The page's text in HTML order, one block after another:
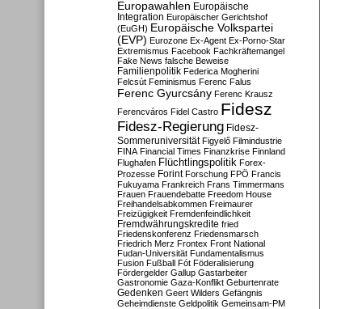
Europawahlen Europäische
Integration Europäischer Gerichtshof
(EuGH) Europäische Volkspartei
(EVP) Eurozone Ex-Agent Ex-Porno-Star
Extremismus Facebook Fachkräftemangel
Fake News falsche Beweise
Familienpolitik Federica Mogherini
Felcsút Feminismus Ferenc Falus
Ferenc Gyurcsány Ferenc Krausz
Ferencváros Fidel Castro Fidesz
Fidesz-Regierung Fidesz-
Sommeruniversität Figyelő Filmindustrie
FINA Financial Times Finanzkrise Finnland
Flughafen Flüchtlingspolitik Forex-
Prozesse Forint Forschung FPÖ Francis
Fukuyama Frankreich Frans Timmermans
Frauen Frauendebatte Freedom House
Freihandelsabkommen Freimaurer
Freizügigkeit Fremdenfeindlichkeit
Fremdwährungskredite fried
Friedenskonferenz Friedensmarsch
Friedrich Merz Frontex Front National
Fudan-Universität Fundamentalismus
Fusion Fußball Fót Föderalisierung
Fördergelder Gallup Gastarbeiter
Gastronomie Gaza-Konflikt Geburtenrate
Gedenken Geert Wilders Gefängnis
Geheimdienste Geldpolitik Gemeinsam-PM